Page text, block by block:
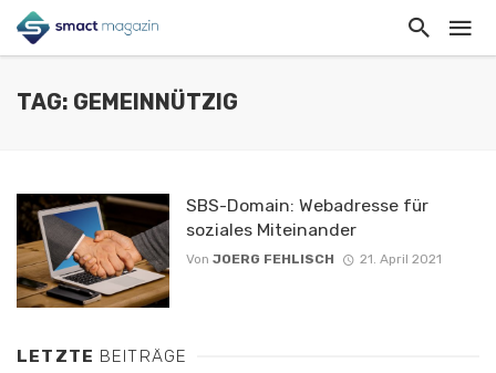
TAG: GEMEINNÜTZIG
SBS-Domain: Webadresse für
soziales Miteinander
Von JOERG FEHLISCH 21. April 2021
LETZTE BEITRÄGE